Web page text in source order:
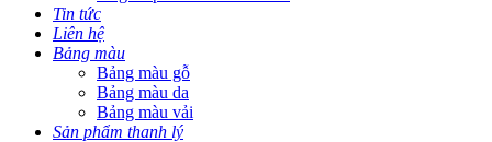
Tin tức
Liên hệ
Bảng màu
Bảng màu gỗ
Bảng màu da
Bảng màu vải
Sản phẩm thanh lý